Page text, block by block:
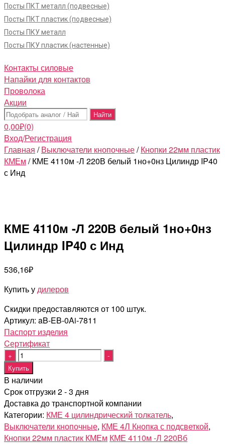
Посты ПКТ металл (подвесные)
Посты ПКТ пластик (подвесные)
Посты ПКУ металл
Посты ПКУ пластик (настенные)
Контакты силовые
Напайки для контактов
Проволока
Акции
Поиск:
0,00₽(0)
Вход/Регистрация
Главная /Выключатели кнопочные/Кнопки 22мм пластик
КМЕм / КМЕ 4110м -Л 220В белый 1но+0нз Цилиндр IP40
с Инд
КМЕ 4110м -Л 220В белый 1но+0нз
Цилиндр IP40 с Инд
536,16₽
Купить удилеров
Скидки предоставляются от 100 штук.
Артикул: aB-EB-0Ai-7811
Паспорт изделия
Cертификат
Quantity
Купить
В наличии
Срок отгрузки 2 - 3 дня
Доставка до транспортной компании
Категории: КМЕ 4 цилиндрический толкатель,
Выключатели кнопочные, КМЕ 4Л Кнопка с подсветкой,
Кнопки 22мм пластик КМЕм КМЕ 4110м -Л 220Вб